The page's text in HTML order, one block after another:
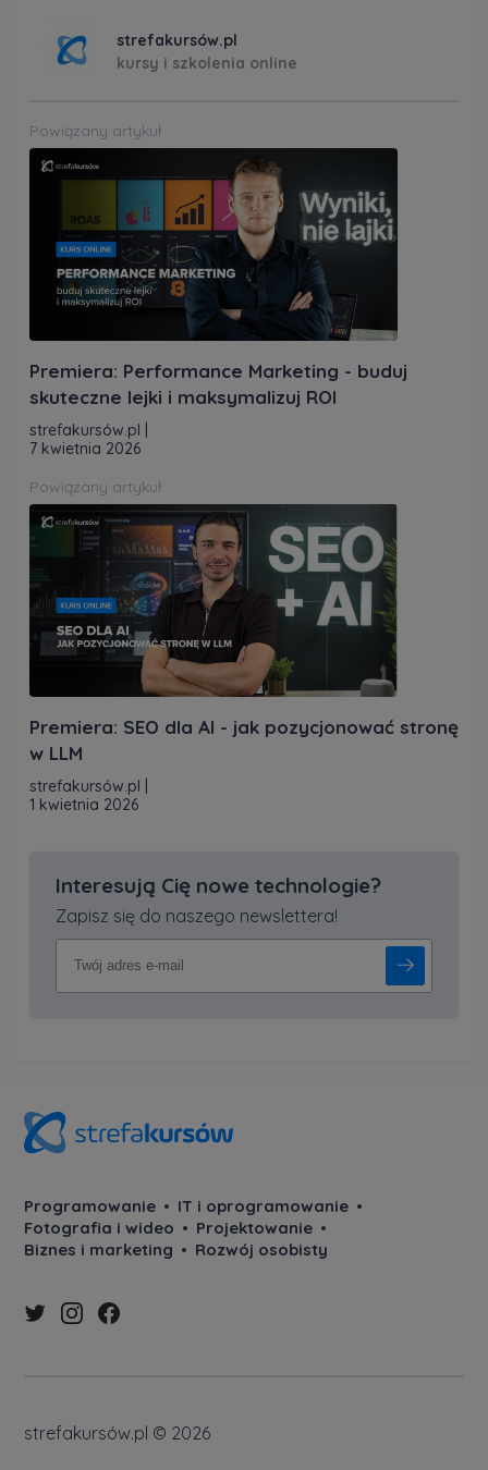
strefakursów.pl
kursy i szkolenia online
Powiązany artykuł
Premiera: Performance Marketing - buduj
skuteczne lejki i maksymalizuj ROI
strefakursów.pl
7 kwietnia 2026
Powiązany artykuł
Premiera: SEO dla AI - jak pozycjonować stronę
w LLM
strefakursów.pl
1 kwietnia 2026
Interesują Cię nowe technologie?
Zapisz się do naszego newslettera!
Programowanie
IT i oprogramowanie
Fotografia i wideo
Projektowanie
Biznes i marketing
Rozwój osobisty
strefakursów.pl © 2026